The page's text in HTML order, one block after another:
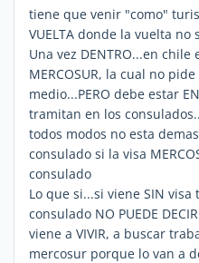
tiene que venir "como"
VUELTA donde la vuelta no
Una vez DENTRO...en
MERCOSUR, la cual no
medio...PERO debe estar
tramitan en los
todos modos no esta
consulado si la visa
consulado
Lo que si...si viene SIN
consulado NO PUEDE
viene a VIVIR, a buscar
mercosur porque lo van a